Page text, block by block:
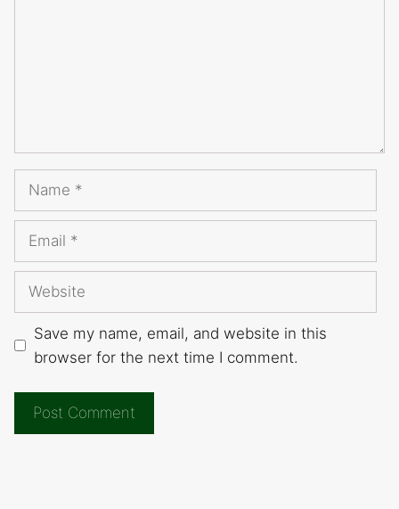
Name
Email
Website
Save my name, email, and website in this
browser for the next time I comment.